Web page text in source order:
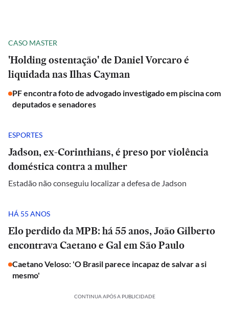
CASO MASTER
'Holding ostentação' de Daniel Vorcaro é
liquidada nas Ilhas Cayman
PF encontra foto de advogado investigado em piscina com
deputados e senadores
ESPORTES
Jadson, ex-Corinthians, é preso por violência
doméstica contra a mulher
Estadão não conseguiu localizar a defesa de Jadson
HÁ 55 ANOS
Elo perdido da MPB: há 55 anos, João Gilberto
encontrava Caetano e Gal em São Paulo
Caetano Veloso: 'O Brasil parece incapaz de salvar a si
mesmo'
CONTINUA APÓS A PUBLICIDADE